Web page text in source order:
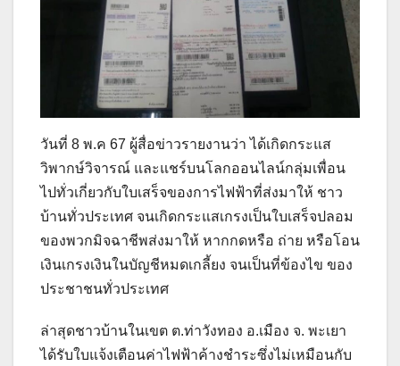
วันที่ 8 พ.ค 67 ผู้สื่อข่าวรายงานว่า ได้เกิดกระแส
วิพากษ์วิจารณ์ และแชร์บนโลกออนไลน์กลุ่มเพื่อน
ไปทั่วเกี่ยวกับใบเสร็จของการไฟฟ้าที่ส่งมาให้ ชาว
บ้านทั่วประเทศ จนเกิดกระแสเกรงเป็นใบเสร็จปลอม
ของพวกมิจฉาชีพส่งมาให้ หากกดหรือ ถ่าย หรือโอน
เงินเกรงเงินในบัญชีหมดเกลี้ยง จนเป็นที่ข้องไข ของ
ประชาชนทั่วประเทศ
ล่าสุดชาวบ้านในเขต ต.ท่าวังทอง อ.เมือง จ. พะเยา
ได้รับใบแจ้งเตือนค่าไฟฟ้าค้างชำระซึ่งไม่เหมือนกับ